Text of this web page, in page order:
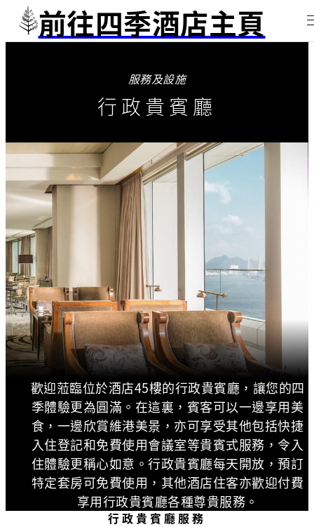
前往四季酒店主頁
服務及設施
行政貴賓廳
歡迎蒞臨位於酒店45樓的行政貴賓廳，讓您的四
季體驗更為圓滿。在這裏，賓客可以一邊享用美
食，一邊欣賞維港美景，亦可享受其他包括快捷
入住登記和免費使用會議室等貴賓式服務，令入
住體驗更稱心如意。行政貴賓廳每天開放，預訂
特定套房可免費使用，其他酒店住客亦歡迎付費
享用行政貴賓廳各種尊貴服務。
行政貴賓廳服務